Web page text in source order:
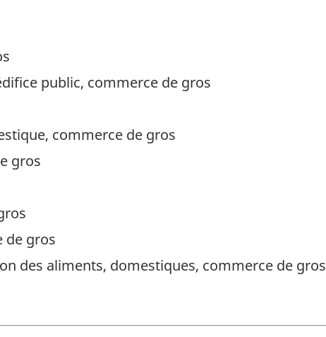
public, commerce de gros
commerce de gros
gros
de gros
des aliments, domestiques, commerce de gros